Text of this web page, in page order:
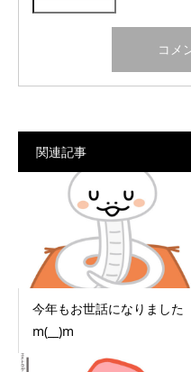
関連記事
今年もお世話になりました
m(__)m